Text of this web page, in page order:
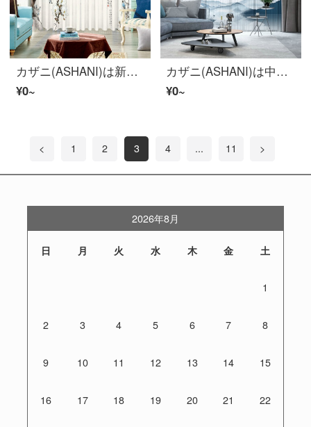
カザニ(ASHANI)は新中国式の現代ベランダの紗簾の禅意を注文しました。寝室のリビングルームの窓の下にある窓の書斎ホテルの会所のレストランの茶室の画室のカーテンのカーテンの布/カスタマイズ一メートルの価格です。
¥0~
カザニ(ASHANI)は中国風の遮光カーテンをカスタマイズしました。紗カササギ水墨山水画リビングルームのバルコニーの翻り窓ホテルレストランS 0420-山水カササギの布-穴あけの幅が1メートルです。
¥0~
< 1 2 3 4 ... 11 >
2026年8月
日 月 火 水 木 金 土
1
2 3 4 5 6 7 8
9 10 11 12 13 14 15
16 17 18 19 20 21 22